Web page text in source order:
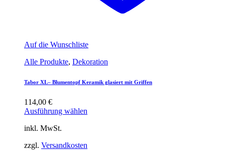
Auf die Wunschliste
Alle Produkte, Dekoration
Tabor XL– Blumentopf Keramik glasiert mit Griffen
114,00 €
Ausführung wählen
inkl. MwSt.
zzgl. Versandkosten